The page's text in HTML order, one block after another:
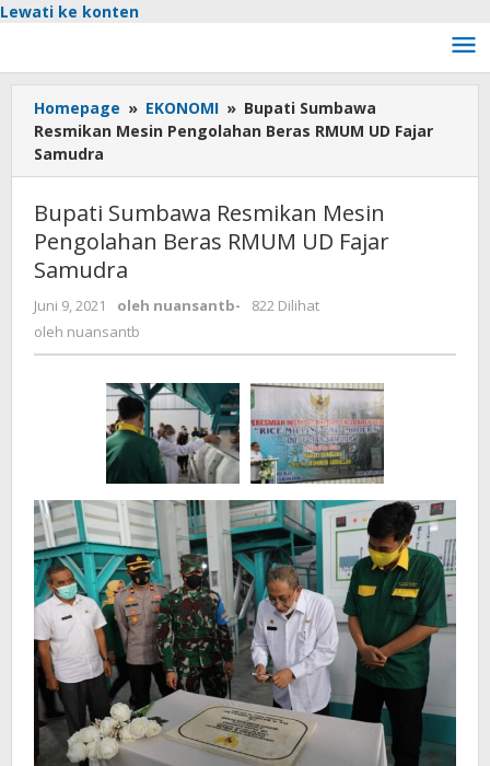
Lewati ke konten
Homepage » EKONOMI » Bupati Sumbawa
Resmikan Mesin Pengolahan Beras RMUM UD Fajar
Samudra
Bupati Sumbawa Resmikan Mesin
Pengolahan Beras RMUM UD Fajar
Samudra
Juni 9, 2021 oleh nuansantb-
822 Dilihat
oleh nuansantb